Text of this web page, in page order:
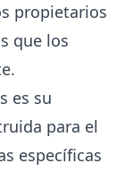
propietarios
que los
es su
para el
específicas